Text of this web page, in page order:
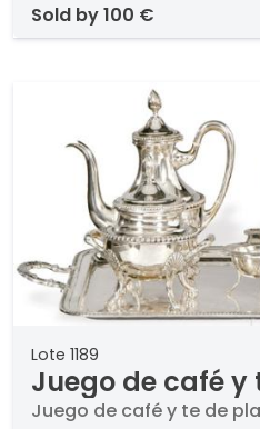
sold by100 €
Lote 1189
Juego de café y
española
Juego de café y te de